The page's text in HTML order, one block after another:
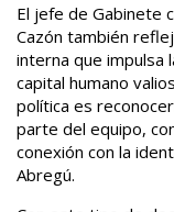
El jefe de Gabinete
Cazón también
interna que impulsa
capital humano
política es
parte del equipo,
conexión con la
Abregú.